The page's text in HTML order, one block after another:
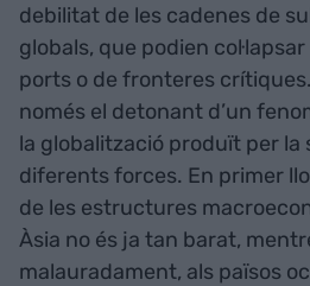
debilitat de les cadenes de
globals, que podien
ports o de fronteres
només el detonant d’un
la globalització produït per la
diferents forces. En primer
de les estructures
Àsia no és ja tan barat,
malauradament, als països